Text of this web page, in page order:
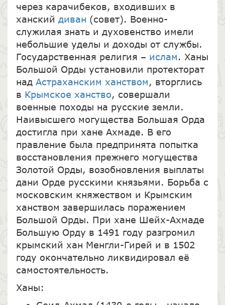
через карачибеков, входивших в
ханский диван (совет). Военно-
служилая знать и духовенство имели
небольшие уделы и доходы от службы.
Государственная религия – ислам. Ханы
Большой Орды установили протекторат
над Астраханским ханством, вторглись
в Крымское ханство, совершали
военные походы на русские земли.
Наивысшего могущества Большая Орда
достигла при хане Ахмаде. В его
правление была предпринята попытка
восстановления прежнего могущества
Золотой Орды, возобновления выплаты
дани Орде русскими князьями. Борьба с
московским княжеством и Крымским
ханством завершилась поражением
Большой Орды. При хане Шейх-Ахмаде
Большую Орду в 1491 году разгромил
крымский хан Менгли-Гирей и в 1502
году окончательно ликвидировал её
самостоятельность.
Ханы: